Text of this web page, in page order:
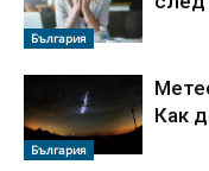
България
България
Как